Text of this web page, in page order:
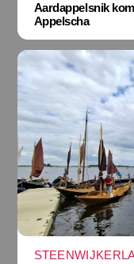
Aardappelsnik
Appelscha